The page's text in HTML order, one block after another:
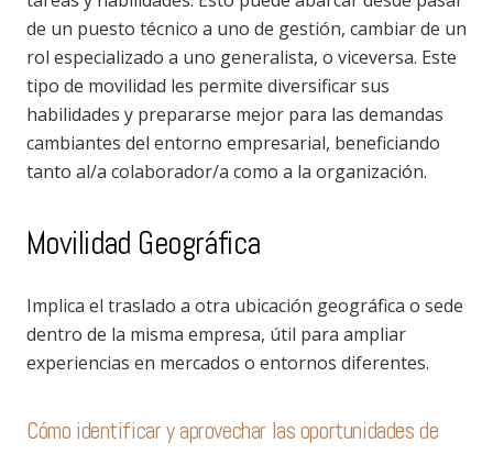
de un puesto técnico a uno de gestión, cambiar de un
rol especializado a uno generalista, o viceversa. Este
tipo de movilidad les permite diversificar sus
habilidades y prepararse mejor para las demandas
cambiantes del entorno empresarial, beneficiando
tanto al/a colaborador/a como a la organización.
Movilidad Geográfica
Implica el traslado a otra ubicación geográfica o sede
dentro de la misma empresa, útil para ampliar
experiencias en mercados o entornos diferentes.
Cómo identificar y aprovechar las oportunidades de